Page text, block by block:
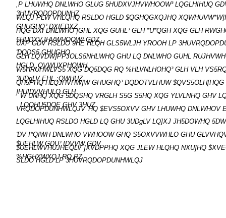
,P LHUWHQ DNLWHO GLUG 5HUDXVJHVWHOOW³ LQGLHIHUQ
3HUVRQDOPDUNHZ
WLQJ PLW VHLQHQ RSLDO HGLD $QGHQGXQJHQ
GHUGHQ³ DXIEDXZ
HQG DXI DNLWHO ]GHL XQG GUHL³ GLH *U*QGH XQG GLH
5HUDXVJHVWHOOW³ GDZ
UXP GDV RSLDO 9HE HLQH GLS5WLJH YROOH LP
'DQDS5 GHUGHQ
GLH LQVDW]PPJOLS5NHLWHQ GHU LQ DNLWHO GUHL
HGLD ,QVWUXPHQWH
W5HRUHWLVS5 XQG DQ5DQG RQ %HLVNLHOHQ³ GLH VLH
3UDgLV EHL ;QWHUZ
QH5PHQ HLQJHVHW]W GHUGHQ³ DQDOTVLHUW
]HUIDVVHULQ GLH
W UNHQ XQG 5DQSHQ VRGLH S5G S5HQ XQG YLVLNHQ GHV
LQQHU5DOE GHV 3HUZ
VRQDOPDUNHWLQJV 'HQ $EVS5OXVV GHV LHUWHQ DNLWHOV
LQGLHIHUQ RSLDO HGLD LQ GHU 3UDgLV LQ]XJ JH5DOWHQ 5DW
'DV I*QIWH DNLWHO VWHOOW GHQ S5OXVVWHLO GHU
$UEHLW GDU³ IDVVW GDV
$UEHLWVHUJHEQLV ]XVDPPHQ XQG JLEW HLQHQ NXU]HQ
%HGHXWXQJ RQ RZ
SLDO HGLD LP 3HUVRQDOPDUNHWLQJ